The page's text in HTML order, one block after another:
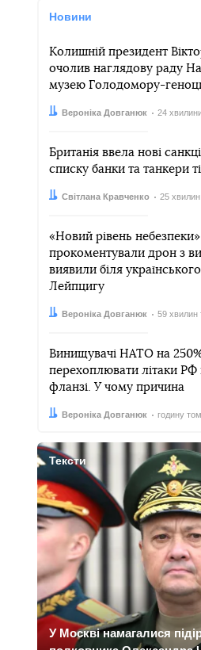
Новини
Колишній президент
очолив наглядову раду
музею Голодомору-
Автор:
Вероніка Довганюк
Дата: 24
Британія ввела нові
списку банки та танкери
Автор:
Світлана Кравченко
Дата: 25
«Новий рівень
прокоментували дрон з
виявили біля
Лейпцигу
Автор:
Вероніка Довганюк
Дата: 59 хвилин
Винищувачі НАТО на
перехоплювати літаки РФ
фланзі. У чому причина
Автор:
Вероніка Довганюк
Дата: годину
Тексти
У Москві намагалися